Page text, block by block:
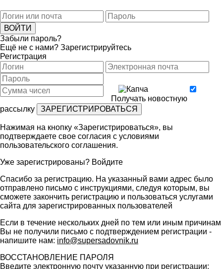
Забыли пароль?
Ещё не с нами? Зарегистрируйтесь
Регистрация
Получать новостную
рассылку
Нажимая на кнопку «Зарегистрироваться», вы
подтверждаете свое согласия с условиями
пользовательского соглашения.
Уже зарегистрированы? Войдите
Спасибо за регистрацию. На указанный вами адрес было
отправлено письмо с инструкциями, следуя которым, вы
сможете закончить регистрацию и пользоваться услугами
сайта для зарегистрированных пользователей
Если в течение нескольких дней по тем или иным причинам
Вы не получили письмо с подтверждением регистрации -
напишите нам: info@supersadovnik.ru
ВОССТАНОВЛЕНИЕ ПАРОЛЯ
Введите электронную почту указанную при регистрации: